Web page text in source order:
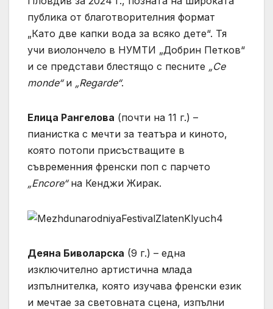
публика от благотворителния формат
„Като две капки вода за всяко дете“. Тя
учи виолончело в НУМТИ „Добрин Петков“
и се представи блестящо с песните „Ce
monde“и „Regarde“.
Елица Рангелова (почти на 11 г.) –
пианистка с мечти за театъра и киното,
която потопи присъстващите в
съвременния френски поп с парчето
„Encore“на Кенджи Жирак.
Деяна Биволарска (9 г.) – една
изключително артистична млада
изпълнителка, която изучава френски език
и мечтае за световната сцена, изпълни